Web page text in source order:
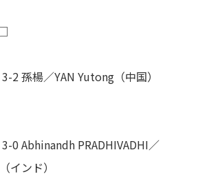
2 孫楊／YAN Yutong（中国）
0 Abhinandh PRADHIVADHI／
インド）